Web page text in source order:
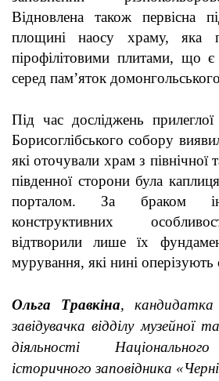
Відновлена також первісна
площині наосу храму, яка
пірофілітовими плитами, що
серед пам’яток
Під час досліджень прилеглої
Борисоглібського собору
які оточували храм з північної
південної сторони була
порталом. За браком
конструктивних
відтворили лише їх
мурування, які нині оперізують
Ольга Травкіна, кандидатка
завідувачка відділу музейної
діяльності
історичного заповідника